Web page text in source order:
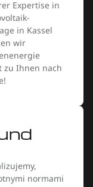
Expertise in
in Kassel
wir
zu Ihnen nach
normami